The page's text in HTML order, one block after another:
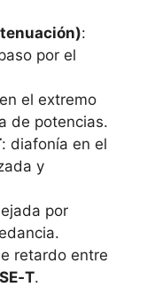
:
por el
el extremo
de potencias.
: diafonía en el
y
por
retardo entre
.